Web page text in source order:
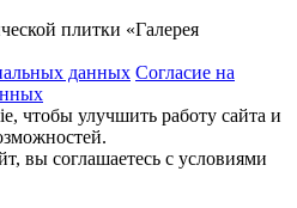
плитки «Галерея
данных Согласие на
чтобы улучшить работу сайта и
вы соглашаетесь с условиями